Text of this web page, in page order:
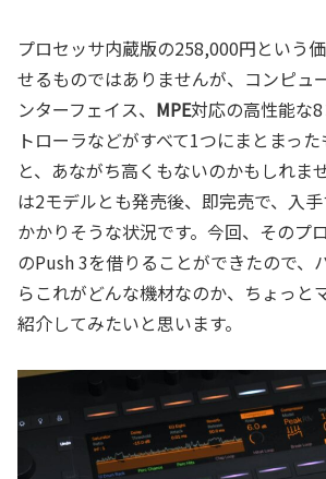
プロセッサ内蔵版の258,000円という
せるものではありませんが、コンピュ
ンターフェイス、 MPE対応の高性能な
トローラなどがすべて1つにまとまっ
と、あながち高くもないのかもしれま
は2モデルとも発売後、即完売で、入
かかりそうな状況です。今回、そのプ
のPush 3を借りることができたので、
らこれがどんな機材なのか、ちょっと
紹介してみたいと思います。